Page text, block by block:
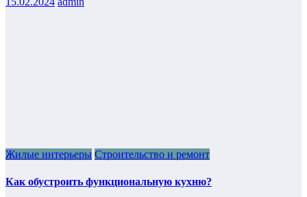
Жилые интерьеры Строительство и ремонт
Как обустроить функциональную кухню?